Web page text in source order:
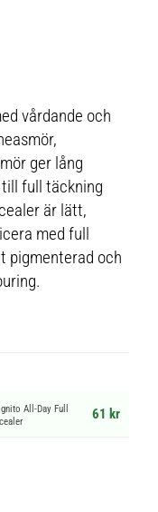
vårdande och
ger lång
full täckning
är lätt,
med full
pigmenterad och
All-Day Full
61 kr